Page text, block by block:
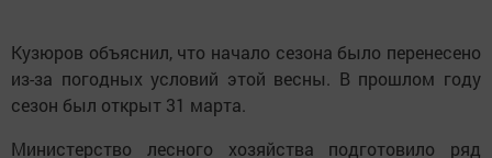
Кузюров объяснил, что начало сезона было перенесено
из-за погодных условий этой весны. В прошлом году
сезон был открыт 31 марта.
Министерство лесного хозяйства подготовило ряд